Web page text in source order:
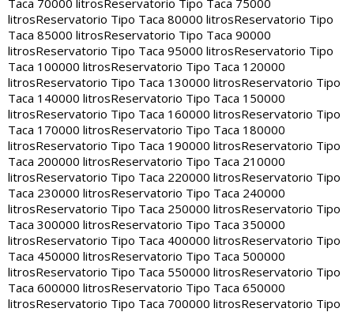
Taca 70000 litros Reservatorio Tipo Taca 75000
litrosReservatorio Tipo Taca 80000 litrosReservatorio Tipo
Taca 85000 litrosReservatorio Tipo Taca 90000
litrosReservatorio Tipo Taca 95000 litrosReservatorio Tipo
Taca 100000 litrosReservatorio Tipo Taca 120000
litrosReservatorio Tipo Taca 130000 litrosReservatorio Tipo
Taca 140000 litrosReservatorio Tipo Taca 150000
litrosReservatorio Tipo Taca 160000 litrosReservatorio Tipo
Taca 170000 litrosReservatorio Tipo Taca 180000
litrosReservatorio Tipo Taca 190000 litrosReservatorio Tipo
Taca 200000 litrosReservatorio Tipo Taca 210000
litrosReservatorio Tipo Taca 220000 litrosReservatorio Tipo
Taca 230000 litrosReservatorio Tipo Taca 240000
litrosReservatorio Tipo Taca 250000 litrosReservatorio Tipo
Taca 300000 litrosReservatorio Tipo Taca 350000
litrosReservatorio Tipo Taca 400000 litrosReservatorio Tipo
Taca 450000 litrosReservatorio Tipo Taca 500000
litrosReservatorio Tipo Taca 550000 litrosReservatorio Tipo
Taca 600000 litrosReservatorio Tipo Taca 650000
litrosReservatorio Tipo Taca 700000 litrosReservatorio Tipo